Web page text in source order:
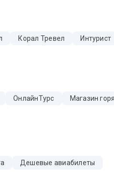
Корал Тревел Интурист
ОнлайнТурс Магазин
Дешевые авиабилеты